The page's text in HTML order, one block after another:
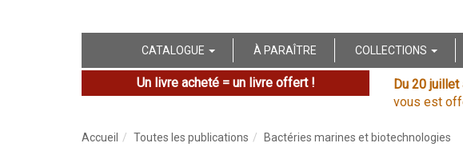
CATALOGUE À PARAÎTRE COLLECTIONS
Un livre acheté = un livre offert ! Du 20 juillet
vous est
Accueil Toutes les publications Bactéries marines et biotechnologies